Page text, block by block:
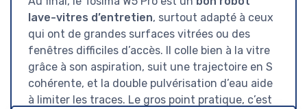
lave-vitres d’entretien, surtout adapté à ceux
qui ont de grandes surfaces vitrées ou des
fenêtres difficiles d’accès. Il colle bien à la vitre
grâce à son aspiration, suit une trajectoire en S
cohérente, et la double pulvérisation d’eau aide
à limiter les traces. Le gros point pratique, c’est